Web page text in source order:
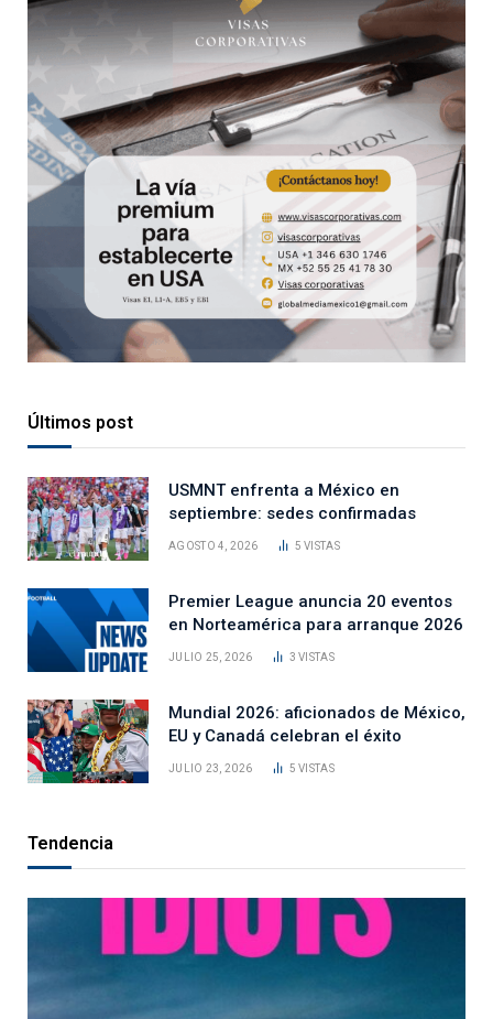
Últimos post
USMNT enfrenta a México en
septiembre: sedes confirmadas
AGOSTO 4, 2026 5VISTAS
Premier League anuncia 20 eventos
en Norteamérica para arranque 2026
JULIO 25, 2026 3VISTAS
Mundial 2026: aficionados de México,
EU y Canadá celebran el éxito
JULIO 23, 2026 5VISTAS
Tendencia